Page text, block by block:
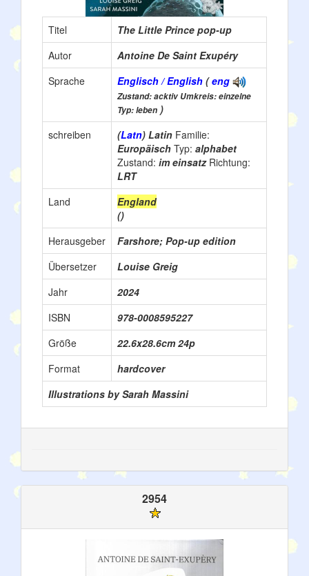
Titel
The Little Prince pop-up
Autor
Antoine De Saint Exupéry
Sprache
Englisch / English (eng
Zustand: acktiv Umkreis: einzelne
Typ: leben )
schreiben
(Latn) Latin Familie:
Europäisch Typ: alphabet
Zustand: im einsatz Richtung:
LRT
Land
England
()
Herausgeber
Farshore; Pop-up edition
Übersetzer
Louise Greig
Jahr
2024
ISBN
978-0008595227
Größe
22.6x28.6cm 24p
Format
hardcover
Illustrations by Sarah Massini
2954